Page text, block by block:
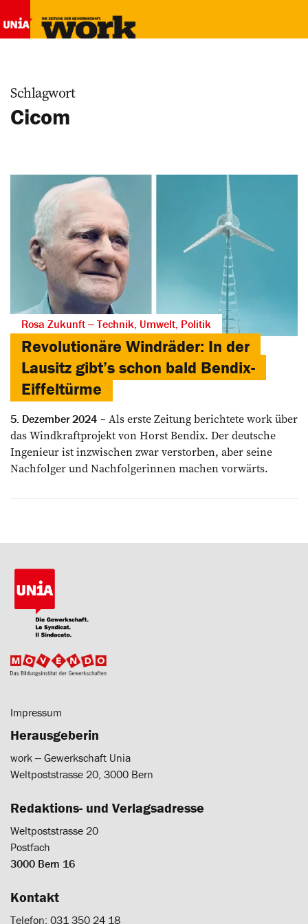
Schlagwort
Cicom
Rosa Zukunft ‒ Technik, Umwelt, Politik
Revolutionäre Windräder: In der
Lausitz gibt’s schon bald Bendix-
Eiffeltürme
5. Dezember 2024
Als erste Zeitung berichtete work über
das Windkraftprojekt von Horst Bendix. Der deutsche
Ingenieur ist inzwischen zwar verstorben, aber seine
Nachfolger und Nachfolgerinnen machen vorwärts.
Impressum
Herausgeberin
work ‒ Gewerkschaft Unia
Weltpoststrasse 20, 3000 Bern
Redaktions- und Verlagsadresse
Weltpoststrasse 20
Postfach
3000 Bern 16
Kontakt
Telefon: 031 350 24 18